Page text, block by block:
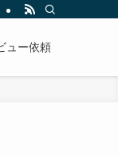
ュー依頼